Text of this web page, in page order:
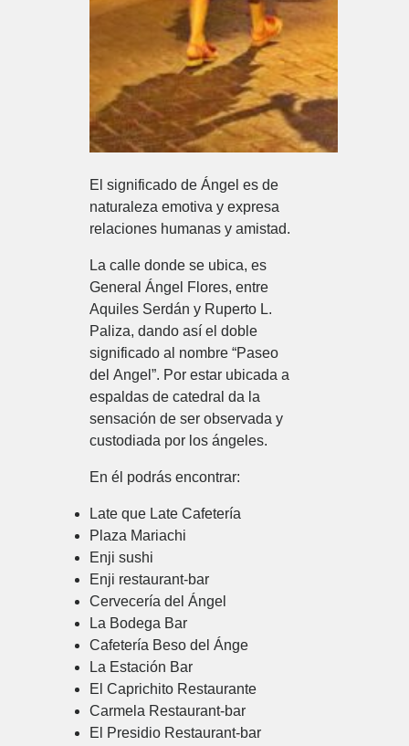
El significado de Ángel es de
naturaleza emotiva y expresa
relaciones humanas y amistad.
La calle donde se ubica, es
General Ángel Flores, entre
Aquiles Serdán y Ruperto L.
Paliza, dando así el doble
significado al nombre “Paseo
del Angel”. Por estar ubicada a
espaldas de catedral da la
sensación de ser observada y
custodiada por los ángeles.
En él podrás encontrar:
Late que Late Cafetería
Plaza Mariachi
Enji sushi
Enji restaurant-bar
Cervecería del Ángel
La Bodega Bar
Cafetería Beso del Ánge
La Estación Bar
El Caprichito Restaurante
Carmela Restaurant-bar
El Presidio Restaurant-bar